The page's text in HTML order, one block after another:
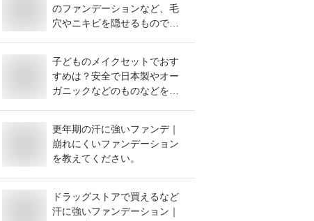
のファンデーションなど、毛
穴やニキビを隠せるものでお
子どものメイクセットでおす
すめは？安全で日本製やオー
ガニックなどのものなどを教
更年期の汗に強いファンデ｜
崩れにくいファンデーション
を教えてください。
ドラッグストアで買えるなど
汗に強いファンデーション｜